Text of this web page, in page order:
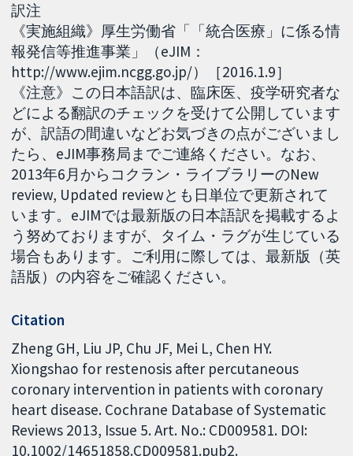
訳注
《実施組織》厚生労働省「「統合医療」に係る情
報発信等推進事業」（eJIM：
http://www.ejim.ncgg.go.jp/）［2016.1.9］
《注意》この日本語訳は、臨床医、疫学研究者な
どによる翻訳のチェックを受けて公開しています
が、訳語の間違いなどお気づきの点がございまし
たら、eJIM事務局までご連絡ください。なお、
2013年6月からコクラン・ライブラリーのNew
review, Updated reviewとも日単位で更新されて
います。eJIMでは最新版の日本語訳を掲載するよ
う努めておりますが、タイム・ラグが生じている
場合もあります。ご利用に際しては、最新版（英
語版）の内容をご確認ください。
Citation
Zheng GH, Liu JP, Chu JF, Mei L, Chen HY.
Xiongshao for restenosis after percutaneous
coronary intervention in patients with coronary
heart disease. Cochrane Database of Systematic
Reviews 2013, Issue 5. Art. No.: CD009581. DOI:
10.1002/14651858.CD009581.pub2.